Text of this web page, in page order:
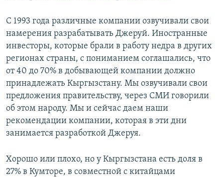
С 1993 года различные компании озвучивали свои
намерения разрабатывать Джеруй. Иностранные
инвесторы, которые брали в работу недра в других
регионах страны, с пониманием соглашались, что
от 40 до 70% в добывающей компании должно
принадлежать Кыргызстану. Мы озвучивали свои
предложения правительству, через СМИ говорили
об этом народу. Мы и сейчас даем наши
рекомендации компании, которая в эти дни
занимается разработкой Джеруя.
Хорошо или плохо, но у Кыргызстана есть доля в
27% в Кумторе, в совместной с китайцами